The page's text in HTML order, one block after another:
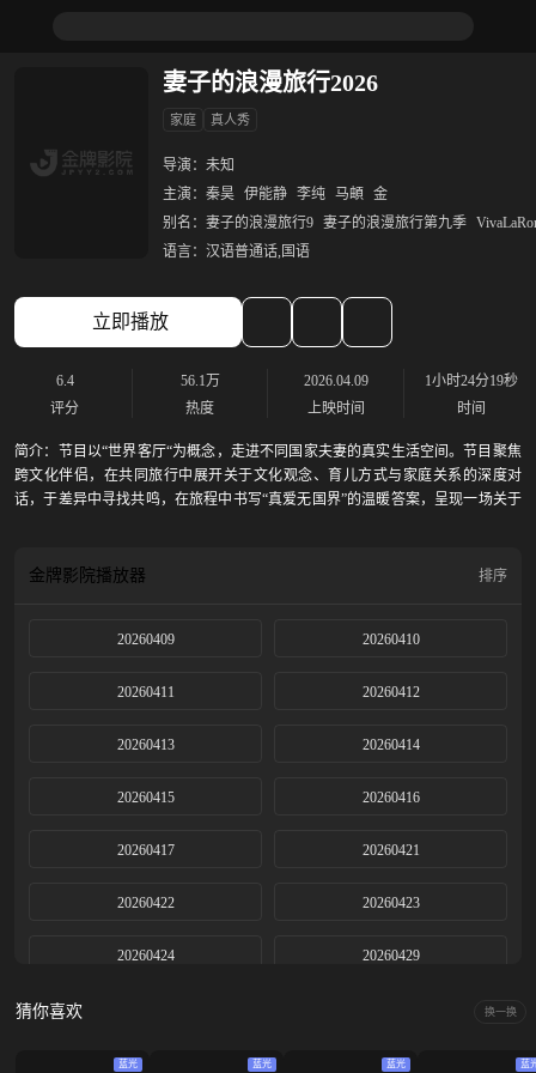
妻子的浪漫旅行2026
家庭 真人秀
导演： 未知
主演： 秦昊 伊能静 李纯 马頔
金
别名： 妻子的浪漫旅行9 妻子的浪漫旅行第九季
语言： 汉语普通话,国语
立即播放
6.4
评分
56.1万
热度
2026.04.09
上映时间
1小时24分19秒
时间
简介：
节目以“世界客厅“为概念，走进不同国家夫妻的真实生活空间。节目聚焦
跨文化伴侣，在共同旅行中展开关于文化观念、育儿方式与家庭关系的深度对
话，于差异中寻找共鸣，在旅程中书写“真爱无国界”的温暖答案，呈现一场关于
金牌影院播放器 排序
20260409 20260410
20260411 20260412
20260413 20260414
20260415 20260416
20260417 20260421
20260422 20260423
20260424 20260429
20260506 20260507
猜你喜欢 换一换
蓝光 蓝光 蓝光 蓝